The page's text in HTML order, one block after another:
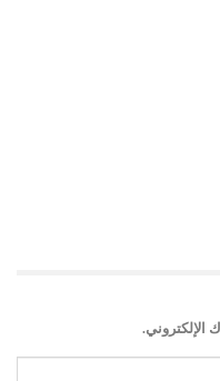
الإلكتروني.